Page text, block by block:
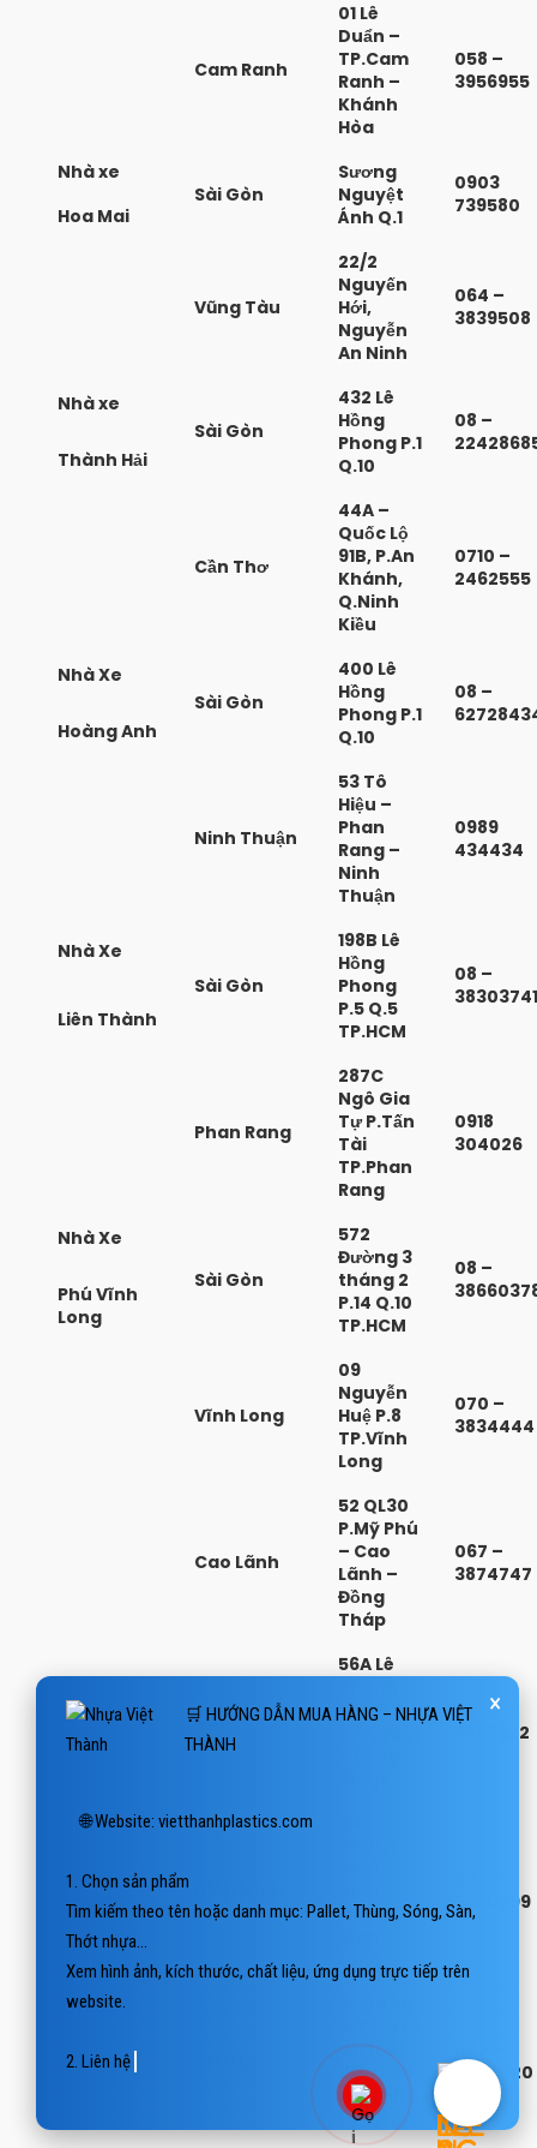
Cam Ranh
01 Lê
Duẩn –
TP.Cam
Ranh –
Khánh
Hòa
058 –
3956955
Nhà xe
Sài Gòn
Sương
Nguyệt
Ánh Q.1
0903
739580
Hoa Mai
Vũng Tàu
22/2
Nguyến
Hới,
Nguyễn
An Ninh
064 –
3839508
Nhà xe
Sài Gòn
432 Lê
Hồng
Phong P.1
Q.10
08 –
Thành Hải
Cần Thơ
44A –
Quốc Lộ
91B, P.An
Khánh,
Q.Ninh
Kiều
0710 –
2462555
Nhà Xe
Sài Gòn
400 Lê
Hồng
Phong P.1
Q.10
08 –
Hoàng Anh
Ninh Thuận
53 Tô
Hiệu –
Phan
Rang –
Ninh
Thuận
0989
434434
Nhà Xe
Sài Gòn
198B Lê
Hồng
Phong
P.5 Q.5
TP.HCM
08 –
Liên Thành
Phan Rang
287C
Ngô Gia
Tự P.Tấn
Tài
TP.Phan
Rang
0918
304026
Nhà Xe
Sài Gòn
572
Đường 3
tháng 2
P.14 Q.10
TP.HCM
08 –
Phú Vĩnh
Long
Vĩnh Long
09
Nguyễn
Huệ P.8
TP.Vĩnh
Long
070 –
3834444
Cao Lãnh
52 QL30
P.Mỹ Phú
– Cao
Lãnh –
Đồng
Tháp
067 –
3874747
Sa Đéc
56A Lê
Tôn P.2
067 –
3869222
Minh,
Long
3750299
diện bến
xe Vĩnh
Long)
3774020
×
THÀNH
Tìm kiếm theo tên hoặc danh mục: Pallet, Thùng, Sóng, Sàn,
Thớt nhựa…
Xem hình ảnh, kích thước, chất liệu, ứng dụng trực tiếp trên
website.
📲 Hotline/Zalo: 0938 806